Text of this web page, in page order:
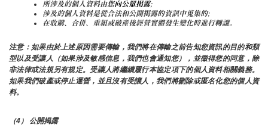
所涉及的個人資料由您向公眾揭露;
涉及的個人資料是從合法和公開揭露的資訊中蒐集的;
在收購、合併、重組或破產後經營實體發生變化時進行轉讓。
注意：如果由於上述原因需要傳輸，我們將在傳輸之前告知您資訊的目的和類
型以及受讓人（如果涉及敏感信息，我們也會通知您），並徵得您的同意，除
非法律或法規另有規定。受讓人將繼續履行本協定項下的個人資料相關義務。
如果我們破產或停止運營，並且沒有受讓人，我們將刪除或匿名化您的個人資
料。
（4） 公開揭露